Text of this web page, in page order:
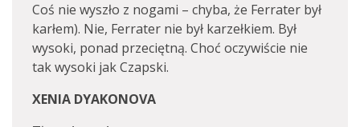
Coś nie wyszło z nogami – chyba, że Ferrater był
karłem). Nie, Ferrater nie był karzełkiem. Był
wysoki, ponad przeciętną. Choć oczywiście nie
tak wysoki jak Czapski.
XENIA DYAKONOVA